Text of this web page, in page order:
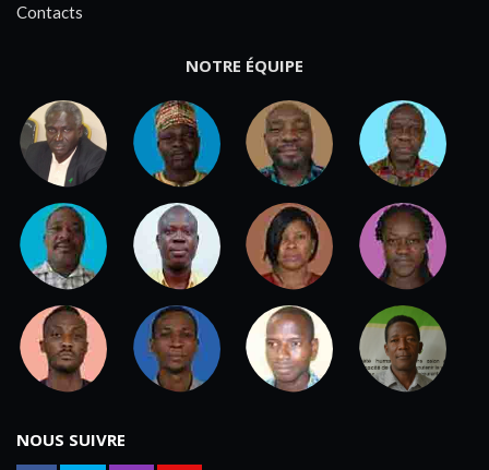
Contacts
NOTRE ÉQUIPE
NOUS SUIVRE